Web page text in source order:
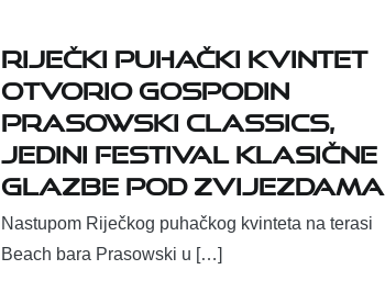
Riječki puhački kvintet
otvorio Gospodin
Prasowski Classics,
jedini festival klasične
glazbe pod zvijezdama
Nastupom Riječkog puhačkog kvinteta na terasi
Beach bara Prasowski u […]